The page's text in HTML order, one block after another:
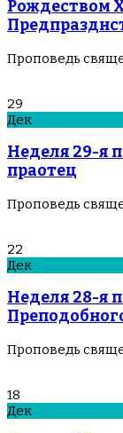
Рождеством
Проповедь
29
Дек
Неделя 29-я
праотец
Проповедь
22
Дек
Неделя 28-я
Проповедь
18
Дек